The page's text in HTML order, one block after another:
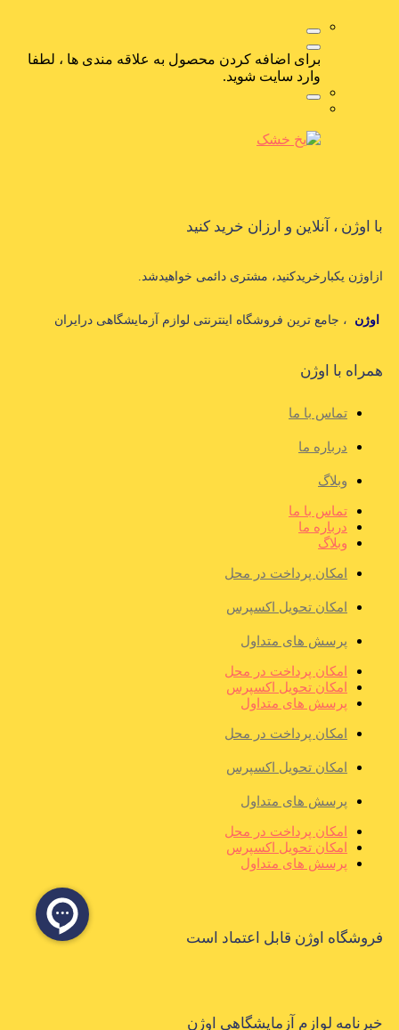
برای اضافه کردن محصول به علاقه مندی ها ، لطفا
وارد سایت شوید.
با اوژن ، آنلاین و ارزان خرید کنید
ازاوژن یکبارخریدکنید، مشتری دائمی خواهیدشد.
اوژن ، جامع ترین فروشگاه اینترنتی لوازم آزمایشگاهی درایران
همراه با اوژن
تماس با ما
درباره ما
وبلاگ
تماس با ما
درباره ما
وبلاگ
امکان پرداخت در محل
امکان تحویل اکسپرس
پرسش های متداول
امکان پرداخت در محل
امکان تحویل اکسپرس
پرسش های متداول
امکان پرداخت در محل
امکان تحویل اکسپرس
پرسش های متداول
امکان پرداخت در محل
امکان تحویل اکسپرس
پرسش های متداول
فروشگاه اوژن قابل اعتماد است
خبرنامه لوازم آزمایشگاهی اوژن